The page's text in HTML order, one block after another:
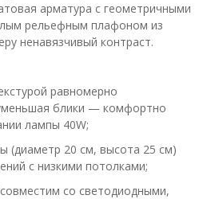
арматура с геометричными
рельефным плафоном из
ненавязчивый контраст.
равномерно
блики — комфортно
лампы 40W;
(диаметр 20 см, высота 25 см)
с низкими потолками;
со светодиодными,